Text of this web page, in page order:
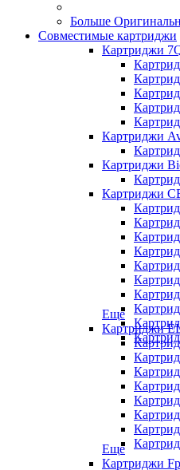
Больше
Совместимые картриджи
Картриджи
Картриджи
Картриджи
Картриджи
Еще
Картриджи
Еще
Картриджи